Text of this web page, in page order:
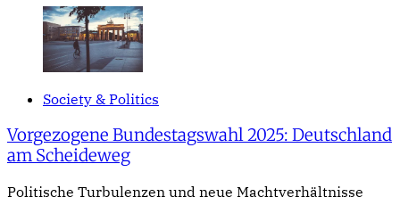
Society & Politics
Vorgezogene Bundestagswahl 2025: Deutschland
am Scheideweg
Politische Turbulenzen und neue Machtverhältnisse